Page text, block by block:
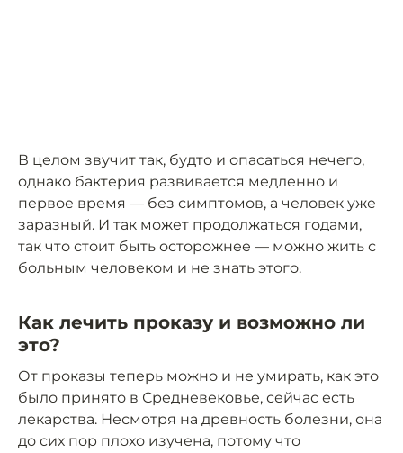
В целом звучит так, будто и опасаться нечего,
однако бактерия развивается медленно и
первое время — без симптомов, а человек уже
заразный. И так может продолжаться годами,
так что стоит быть осторожнее — можно жить с
больным человеком и не знать этого.
Как лечить проказу и возможно ли
это?
От проказы теперь можно и не умирать, как это
было принято в Средневековье, сейчас есть
лекарства. Несмотря на древность болезни, она
до сих пор плохо изучена, потому что